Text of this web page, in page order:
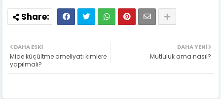
DAHA YENI
Mutluluk ama nasıl?
DAHA ESKI
Mide küçültme ameliyatı kimlere
yapılmalı?